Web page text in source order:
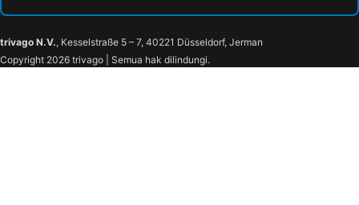
trivago N.V., Kesselstraße 5 – 7, 40221 Düsseldorf, Jerman
Copyright 2026 trivago | Semua hak dilindungi.